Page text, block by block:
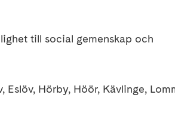
till social gemenskap och
Hörby, Höör, Kävlinge,